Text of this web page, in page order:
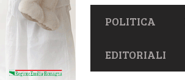
NAVIGAZIONE
PRIMARIA
POLITICA
EDITORIALI